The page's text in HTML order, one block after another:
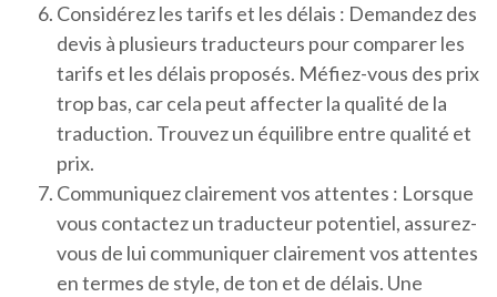
Considérez les tarifs et les délais : Demandez des
devis à plusieurs traducteurs pour comparer les
tarifs et les délais proposés. Méfiez-vous des prix
trop bas, car cela peut affecter la qualité de la
traduction. Trouvez un équilibre entre qualité et
prix.
Communiquez clairement vos attentes : Lorsque
vous contactez un traducteur potentiel, assurez-
vous de lui communiquer clairement vos attentes
en termes de style, de ton et de délais. Une